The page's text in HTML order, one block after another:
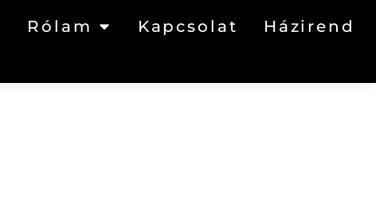
Rólam Kapcsolat Házirend